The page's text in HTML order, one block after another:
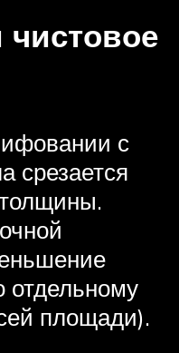
с
срезается
отдельному
площади).